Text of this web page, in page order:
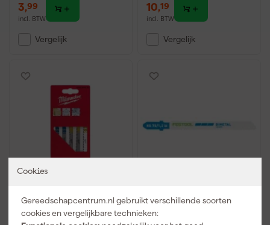
Cookies
Gereedschapcentrum.nl gebruikt verschillende soorten
cookies en vergelijkbare technieken:
3,99
incl. BTW
Vergelijk
10,19
incl. BTW
Vergelijk
4932345825 5 delig
PROFI-SET
Decoupeerzaagblad set
Decoupeerzaagblad HS
75/1,2 BI/5 (5st) - Bi-
metal